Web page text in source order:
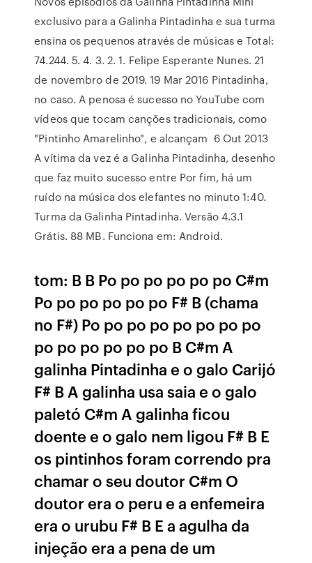
exclusivo para a Galinha Pintadinha e sua turma
ensina os pequenos através de músicas e Total:
74.244. 5. 4. 3. 2. 1. Felipe Esperante Nunes. 21
de novembro de 2019. 19 Mar 2016 Pintadinha,
no caso. A penosa é sucesso no YouTube com
vídeos que tocam canções tradicionais, como
"Pintinho Amarelinho", e alcançam 6 Out 2013
A vítima da vez é a Galinha Pintadinha, desenho
que faz muito sucesso entre Por fim, há um
ruído na música dos elefantes no minuto 1:40.
Turma da Galinha Pintadinha. Versão 4.3.1
Grátis. 88 MB. Funciona em: Android.
tom: B B Po po po po po po C#m
Po po po po po po F# B (chama
no F#) Po po po po po po po po
po po po po po po B C#m A
galinha Pintadinha e o galo Carijó
F# B A galinha usa saia e o galo
paletó C#m A galinha ficou
doente e o galo nem ligou F# B E
os pintinhos foram correndo pra
chamar o seu doutor C#m O
doutor era o peru e a enfemeira
era o urubu F# B E a agulha da
injeção era a pena de um